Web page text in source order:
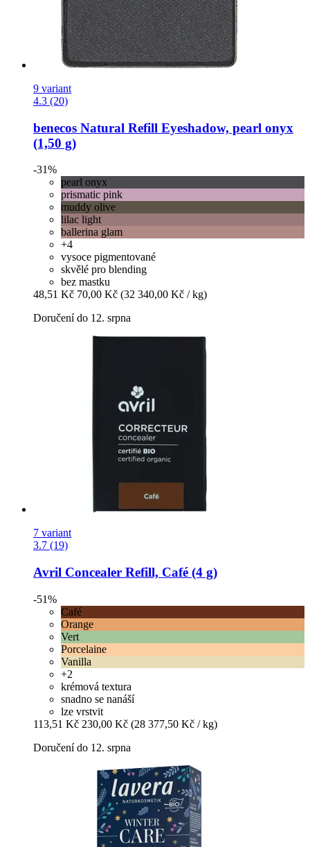
9 variant
4.3 (20)
benecos Natural Refill Eyeshadow, pearl onyx
(1,50 g)
-31%
pearl onyx
prismatic pink
muddy olive
lilac light
ballerina glam
+4
vysoce pigmentované
skvělé pro blending
bez mastku
48,51 Kč 70,00 Kč (32 340,00 Kč / kg)
Doručení do 12. srpna
7 variant
3.7 (19)
Avril Concealer Refill, Café (4 g)
-51%
Café
Orange
Vert
Porcelaine
Vanilla
+2
krémová textura
snadno se nanáší
lze vrstvit
113,51 Kč 230,00 Kč (28 377,50 Kč / kg)
Doručení do 12. srpna